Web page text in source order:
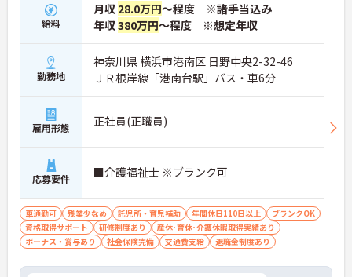
給料
月収 28.0万円～程度 ※諸手当込み
年収380万円～程度 ※想定年収
勤務地
神奈川県 横浜市港南区 日野中央2-32-46
ＪＲ根岸線「港南台駅」バス・車6分
雇用形態 正社員(正職員)
応募要件 ■介護福祉士 ※ブランク可
車通勤可 残業少なめ 託児所・育児補助 年間休日110日以上
ブランクOK
資格取得サポート
研修制度あり
産休･育休･介護休暇取得実績あり
ボーナス・賞与あり
社会保険完備 交通費支給 退職金制度あり